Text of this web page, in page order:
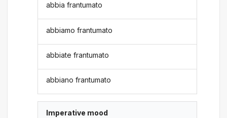
abbia frantumato
abbiamo frantumato
abbiate frantumato
abbiano frantumato
Imperative mood